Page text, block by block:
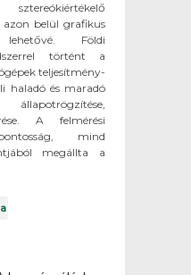
azon belül grafikus
Földi
történt a
teljesítmény-
haladó és maradó
A felmérési
mind
megállta a